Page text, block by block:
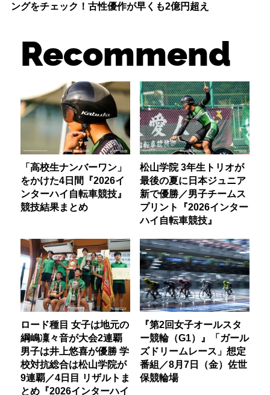
ングをチェック！古性優作が早くも2億円超え
Recommend
「高校生ナンバーワン」
をかけた4日間『2026イ
ンターハイ自転車競技』
競技結果まとめ
松山学院 3年生トリオが
最後の夏に日本ジュニア
新で優勝／男子チームス
プリント『2026インター
ハイ自転車競技』
ロード種目 女子は地元の
綱嶋凜々音が大会2連覇
男子は井上悠喜が優勝 学
校対抗総合は松山学院が
9連覇／4日目 リザルトま
とめ『2026インターハイ
『第2回女子オールスタ
ー競輪（G1）』「ガール
ズドリームレース」想定
番組／8月7日（金）佐世
保競輪場